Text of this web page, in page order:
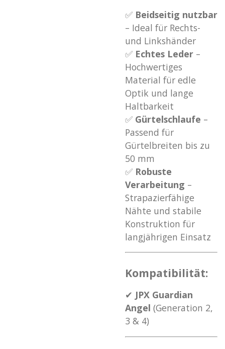
✅ Beidseitig nutzbar
– Ideal für Rechts-
und Linkshänder
✅ Echtes Leder –
Hochwertiges
Material für edle
Optik und lange
Haltbarkeit
✅ Gürtelschlaufe –
Passend für
Gürtelbreiten bis zu
50 mm
✅ Robuste
Verarbeitung –
Strapazierfähige
Nähte und stabile
Konstruktion für
langjährigen Einsatz
Kompatibilität:
✔ JPX Guardian
Angel (Generation 2,
3 & 4)